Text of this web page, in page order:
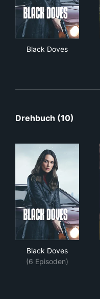
Black Doves
Drehbuch (10)
Black Doves
(6 Episoden)